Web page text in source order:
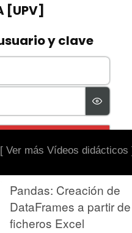
[ Ver más Vídeos didácticos
Pandas: Creación de
DataFrames a partir de
ficheros Excel